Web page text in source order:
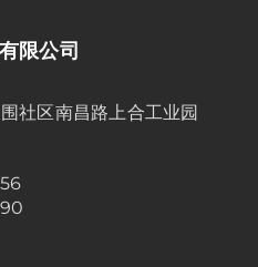
限公司
社区南昌路上合工业园